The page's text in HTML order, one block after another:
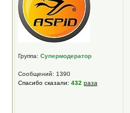
Группа: Супермодератор
Сообщений: 1390
Спасибо сказали: 432 раза